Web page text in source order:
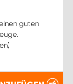
guten